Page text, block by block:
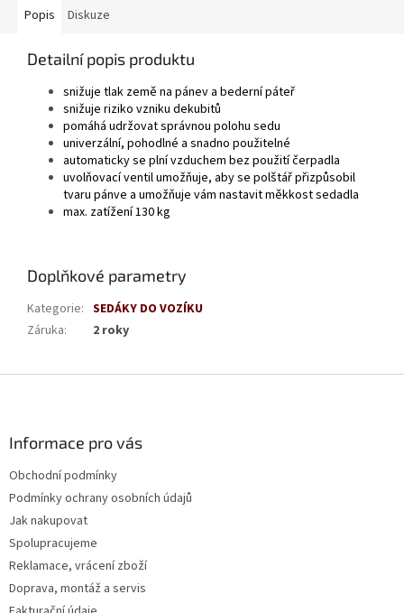
Popis Diskuze
Detailní popis produktu
snižuje tlak země na pánev a bederní páteř
snižuje riziko vzniku dekubitů
pomáhá udržovat správnou polohu sedu
univerzální, pohodlné a snadno použitelné
automaticky se plní vzduchem bez použití čerpadla
uvolňovací ventil umožňuje, aby se polštář přizpůsobil
tvaru pánve a umožňuje vám nastavit měkkost sedadla
max. zatížení 130 kg
Doplňkové parametry
Kategorie: SEDÁKY DO VOZÍKU
Záruka: 2 roky
Informace pro vás
Obchodní podmínky
Podmínky ochrany osobních údajů
Jak nakupovat
Spolupracujeme
Reklamace, vrácení zboží
Doprava, montáž a servis